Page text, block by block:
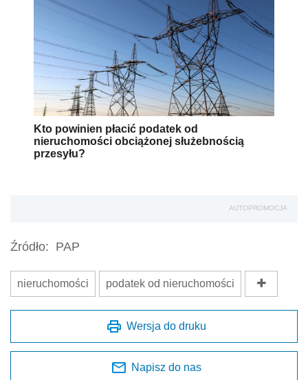
Kto powinien płacić podatek od
nieruchomości obciążonej służebnością
przesyłu?
AUTOPROMOCJA
Źródło: PAP
nieruchomości podatek od nieruchomości
Wersja do druku
Napisz do nas